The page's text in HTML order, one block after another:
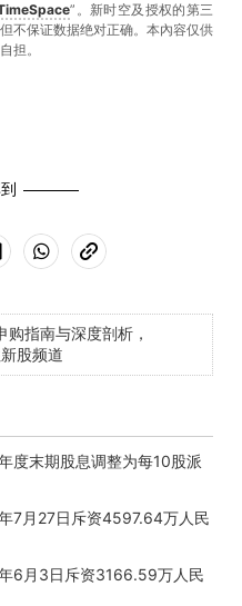
”。新时空及授权的第三
不保证数据绝对正确。本內容仅供
担。
指南与深度剖析，
股频道
度末期股息调整为每10股派
7月27日斥资4597.64万人民
6月3日斥资3166.59万人民